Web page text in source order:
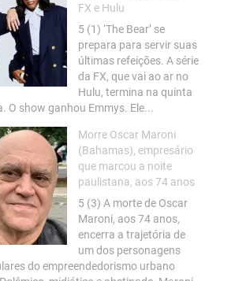
FX e Hulu
5 (1) ‘The Bear’ se
prepara para servir suas
últimas refeições. A série
da FX, que vai ao ar no
Hulu, termina na quinta
O show ganhou Emmys. Ele...
Morre Oscar Maroni
(Bahamas), empresário
que marcou a noite
paulistana, aos 74 anos
5 (3) A morte de Oscar
Maroni, aos 74 anos,
encerra a trajetória de
um dos personagens
do empreendedorismo urbano